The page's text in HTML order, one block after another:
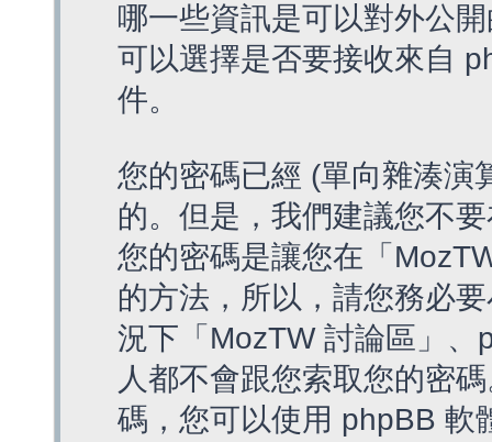
哪一些資訊是可以對外公
可以選擇是否要接收來自
件。
您的密碼已經 (單向雜湊演
的。但是，我們建議您不
您的密碼是讓您在「
的方法，所以，請您務必
況下「MozTW 討論區」
人都不會跟您索取您的密
碼，您可以使用 phpBB 軟